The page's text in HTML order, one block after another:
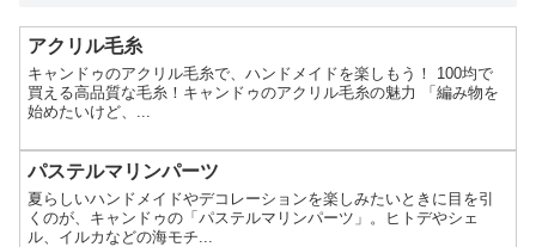
アクリル毛糸
キャンドゥのアクリル毛糸で、ハンドメイドを楽しもう！ 100均で
買える高品質な毛糸！キャンドゥのアクリル毛糸の魅力 「編み物を
始めたいけど、...
パステルマリンパーツ
夏らしいハンドメイドやデコレーションを楽しみたいときに目を引
くのが、キャンドゥの「パステルマリンパーツ」。ヒトデやシェ
ル、イルカなどの海モチ...